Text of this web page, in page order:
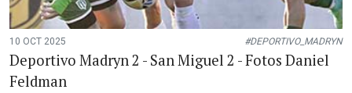
10 OCT 2025 #DEPORTIVO_MADRYN
Deportivo Madryn 2 - San Miguel 2 - Fotos Daniel
Feldman